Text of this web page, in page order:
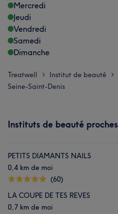
Mercredi
Jeudi
Vendredi
Samedi
Dimanche
Treatwell > Institut de beauté >
Seine-Saint-Denis
Instituts de beauté proches
PETITS DIAMANTS NAILS
0,4 km de moi
(60)
LA COUPE DE TES REVES
0,7 km de moi